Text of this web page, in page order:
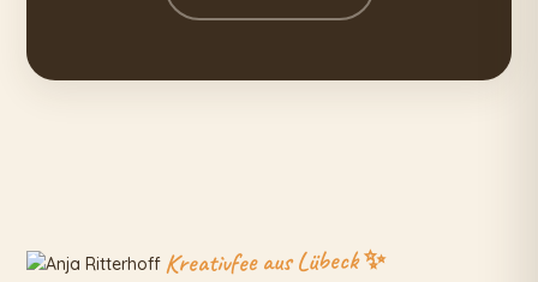
Kreativfee aus Lübeck ✨